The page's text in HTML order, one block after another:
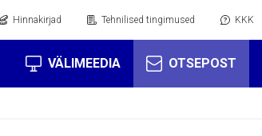
Hinnakirjad Tehnilised tingimused KKK
VÄLIMEEDIA OTSEPOST